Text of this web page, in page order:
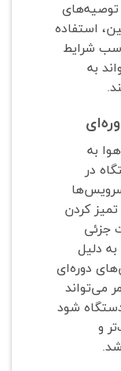
توصیه‌های
استفاده
شرایط
به
به
در
کردن
جزئی
دلیل
دوره‌ای
می‌تواند
شود
و